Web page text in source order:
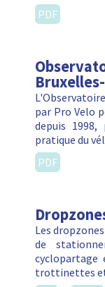
PDF
par Pro Velo
depuis
pratique du
PDF
Les
de
trottinettes